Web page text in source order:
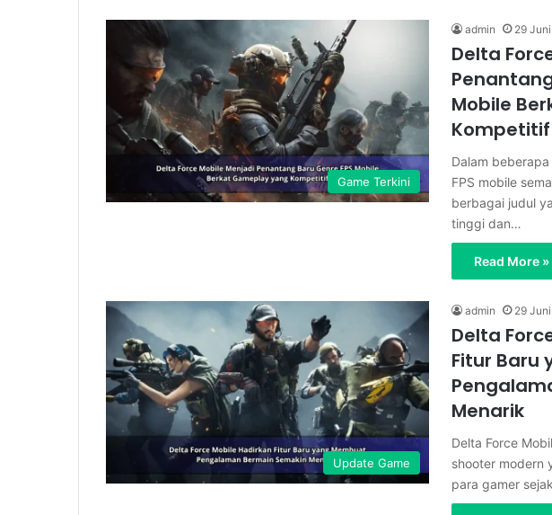
Game Terkini
admin 29
Delta
Mobile
Kompetitif
Dalam
FPS mobile
berbagai judul
tinggi dan…
Read More »
Update Game
admin 29
Delta
Fitur Baru
Menarik
Delta Force
shooter modern
para gamer